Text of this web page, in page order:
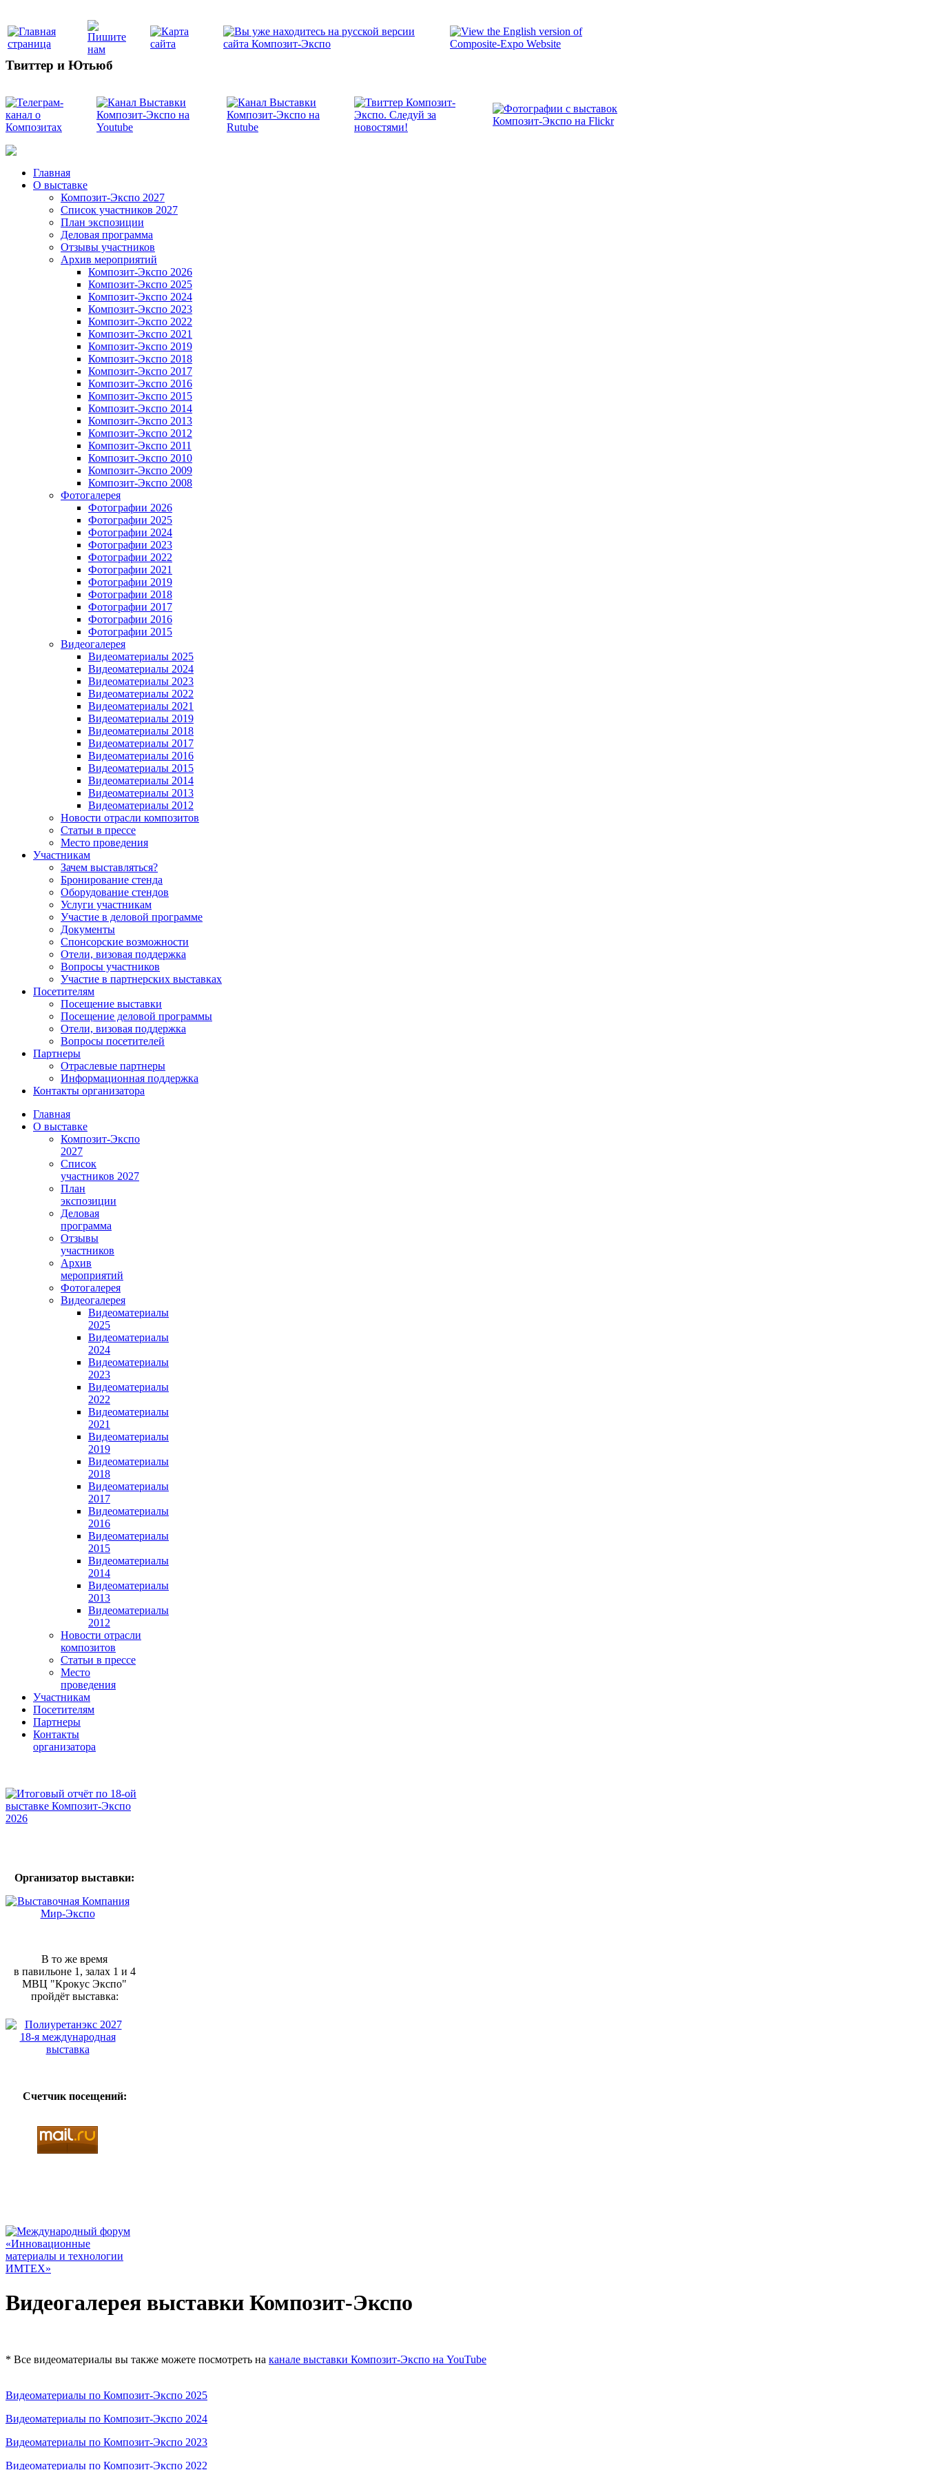
Твиттер и Ютьюб
Главная
О выставке
Композит-Экспо 2027
Список участников 2027
План экспозиции
Деловая программа
Отзывы участников
Архив мероприятий
Композит-Экспо 2026
Композит-Экспо 2025
Композит-Экспо 2024
Композит-Экспо 2023
Композит-Экспо 2022
Композит-Экспо 2021
Композит-Экспо 2019
Композит-Экспо 2018
Композит-Экспо 2017
Композит-Экспо 2016
Композит-Экспо 2015
Композит-Экспо 2014
Композит-Экспо 2013
Композит-Экспо 2012
Композит-Экспо 2011
Композит-Экспо 2010
Композит-Экспо 2009
Композит-Экспо 2008
Фотогалерея
Фотографии 2026
Фотографии 2025
Фотографии 2024
Фотографии 2023
Фотографии 2022
Фотографии 2021
Фотографии 2019
Фотографии 2018
Фотографии 2017
Фотографии 2016
Фотографии 2015
Видеогалерея
Видеоматериалы 2025
Видеоматериалы 2024
Видеоматериалы 2023
Видеоматериалы 2022
Видеоматериалы 2021
Видеоматериалы 2019
Видеоматериалы 2018
Видеоматериалы 2017
Видеоматериалы 2016
Видеоматериалы 2015
Видеоматериалы 2014
Видеоматериалы 2013
Видеоматериалы 2012
Новости отрасли композитов
Статьи в прессе
Место проведения
Участникам
Зачем выставляться?
Бронирование стенда
Оборудование стендов
Услуги участникам
Участие в деловой программе
Документы
Спонсорские возможности
Отели, визовая поддержка
Вопросы участников
Участие в партнерских выставках
Посетителям
Посещение выставки
Посещение деловой программы
Отели, визовая поддержка
Вопросы посетителей
Партнеры
Отраслевые партнеры
Информационная поддержка
Контакты организатора
Главная
О выставке
Композит-Экспо
2027
Список
участников 2027
План
экспозиции
Деловая
программа
Отзывы
участников
Архив
мероприятий
Фотогалерея
Видеогалерея
Видеоматериалы
2025
Видеоматериалы
2024
Видеоматериалы
2023
Видеоматериалы
2022
Видеоматериалы
2021
Видеоматериалы
2019
Видеоматериалы
2018
Видеоматериалы
2017
Видеоматериалы
2016
Видеоматериалы
2015
Видеоматериалы
2014
Видеоматериалы
2013
Видеоматериалы
2012
Новости отрасли
композитов
Статьи в прессе
Место
проведения
Участникам
Посетителям
Партнеры
Контакты
организатора
Организатор выставки:
В то же время
в павильоне 1, залах 1 и 4
МВЦ "Крокус Экспо"
пройдёт выставка:
Счетчик посещений:
Видеогалерея выставки Композит-Экспо
* Все видеоматериалы вы также можете посмотреть на канале выставки Композит-Экспо на YouTube
Видеоматериалы по Композит-Экспо 2025
Видеоматериалы по Композит-Экспо 2024
Видеоматериалы по Композит-Экспо 2023
Видеоматериалы по Композит-Экспо 2022